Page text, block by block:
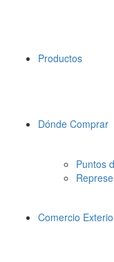
Productos
Dónde Comprar
Puntos
Comercio